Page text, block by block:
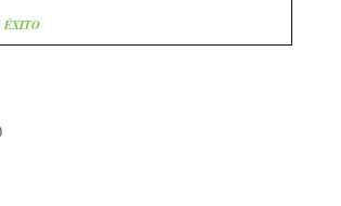
ÊXITO